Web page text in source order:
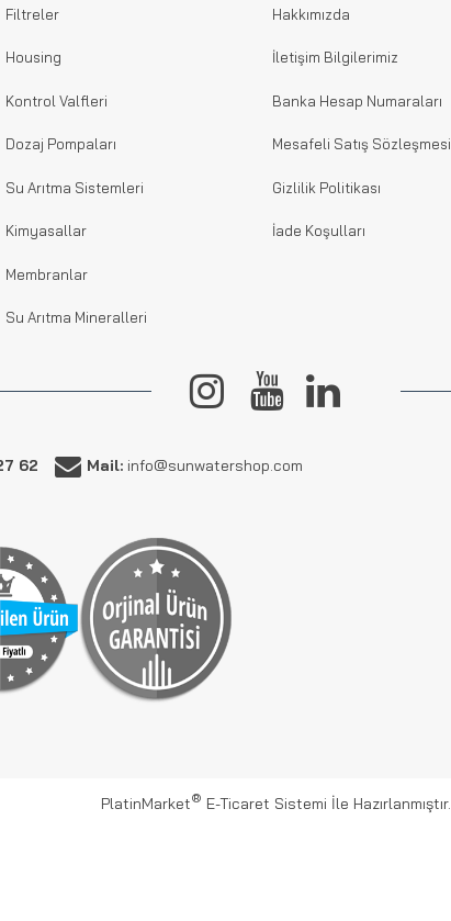
Filtreler
Housing
Kontrol Valfleri
Dozaj Pompaları
Su Arıtma Sistemleri
Kimyasallar
Membranlar
Su Arıtma Mineralleri
Hakkımızda
İletişim Bilgilerimiz
Banka Hesap Numaraları
Mesafeli Satış Sözleşmesi
Gizlilik Politikası
İade Koşulları
62 Mail: info@sunwatershop.com
PlatinMarket® E-Ticaret Sistemi İle Hazırlanmıştır.